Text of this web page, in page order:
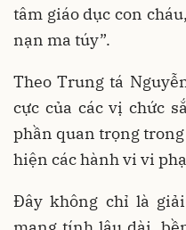
tâm giáo dục con
nạn ma túy”.
Theo Trung tá
cực của các vị chức
phần quan trọng
hiện các hành vi vi
Đây không chỉ là